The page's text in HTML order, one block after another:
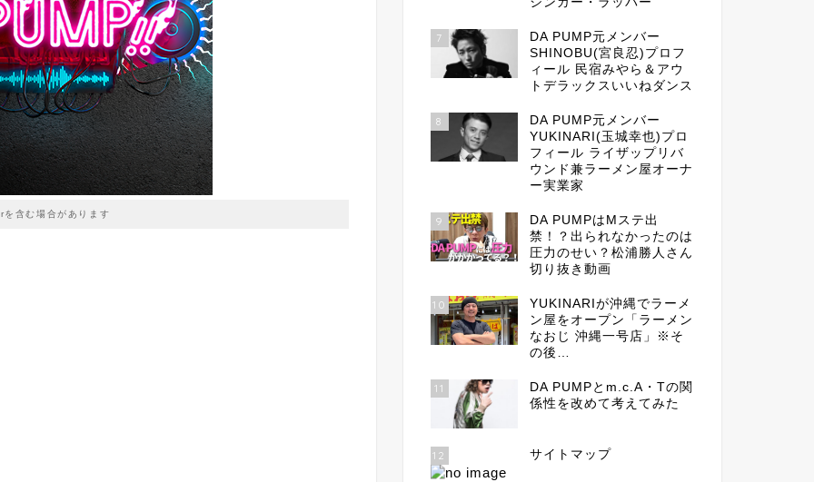
を含む場合があります
7
DA PUMP元メンバー
SHINOBU(宮良忍)プロフ
ィール 民宿みやら＆アウ
トデラックスいいねダンス
8
DA PUMP元メンバー
YUKINARI(玉城幸也)プロ
フィール ライザップリバ
ウンド兼ラーメン屋オーナ
ー実業家
9
DA PUMPはMステ出
禁！？出られなかったのは
圧力のせい？松浦勝人さん
切り抜き動画
10
YUKINARIが沖縄でラーメ
ン屋をオープン「ラーメン
なおじ 沖縄一号店」※そ
の後…
11
DA PUMPとm.c.A・Tの関
係性を改めて考えてみた
12 サイトマップ